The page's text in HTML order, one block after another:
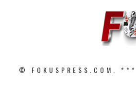
© FOKUSPRESS.COM. ***